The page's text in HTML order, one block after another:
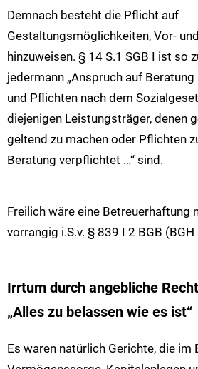
Demnach besteht die Pflicht auf
Gestaltungsmöglichkeiten, Vor-
hinzuweisen. § 14 S.1 SGB I ist so
jedermann „Anspruch auf
und Pflichten nach dem
diejenigen Leistungsträger, denen
geltend zu machen oder Pflichten
Beratung verpflichtet …“ sind.
Freilich wäre eine Betreuerhaftung
vorrangig i.S.v. § 839 I 2 BGB (BGH
Irrtum durch angebliche
„Alles zu belassen wie es ist“
Es waren natürlich Gerichte, die im